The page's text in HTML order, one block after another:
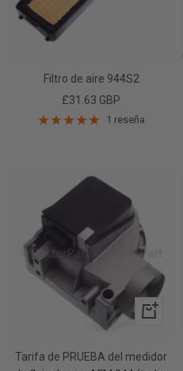
Filtro de aire 944S2
Precio
de
£31.63 GBP
1 reseña
+
Tarifa de PRUEBA del medidor